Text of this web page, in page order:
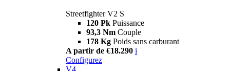
Streetfighter V2 S
120 Pk Puissance
93,3 Nm Couple
178 Kg Poids sans carburant
A partir de €18.290 i
Configurez
V4